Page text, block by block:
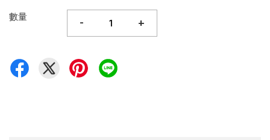
數量 - +